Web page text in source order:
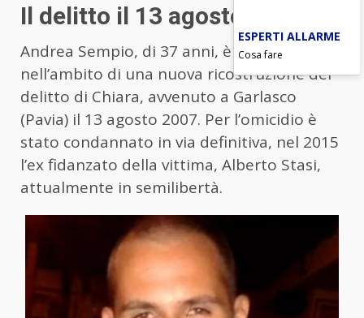
Il delitto il 13 agosto 2007
Andrea Sempio, di 37 anni, è indagato
nell’ambito di una nuova ricostruzione del
delitto di Chiara, avvenuto a Garlasco
(Pavia) il 13 agosto 2007. Per l’omicidio è
stato condannato in via definitiva, nel 2015
l’ex fidanzato della vittima, Alberto Stasi,
attualmente in semilibertà.
ESPERTI ALLARME
Cosa fare